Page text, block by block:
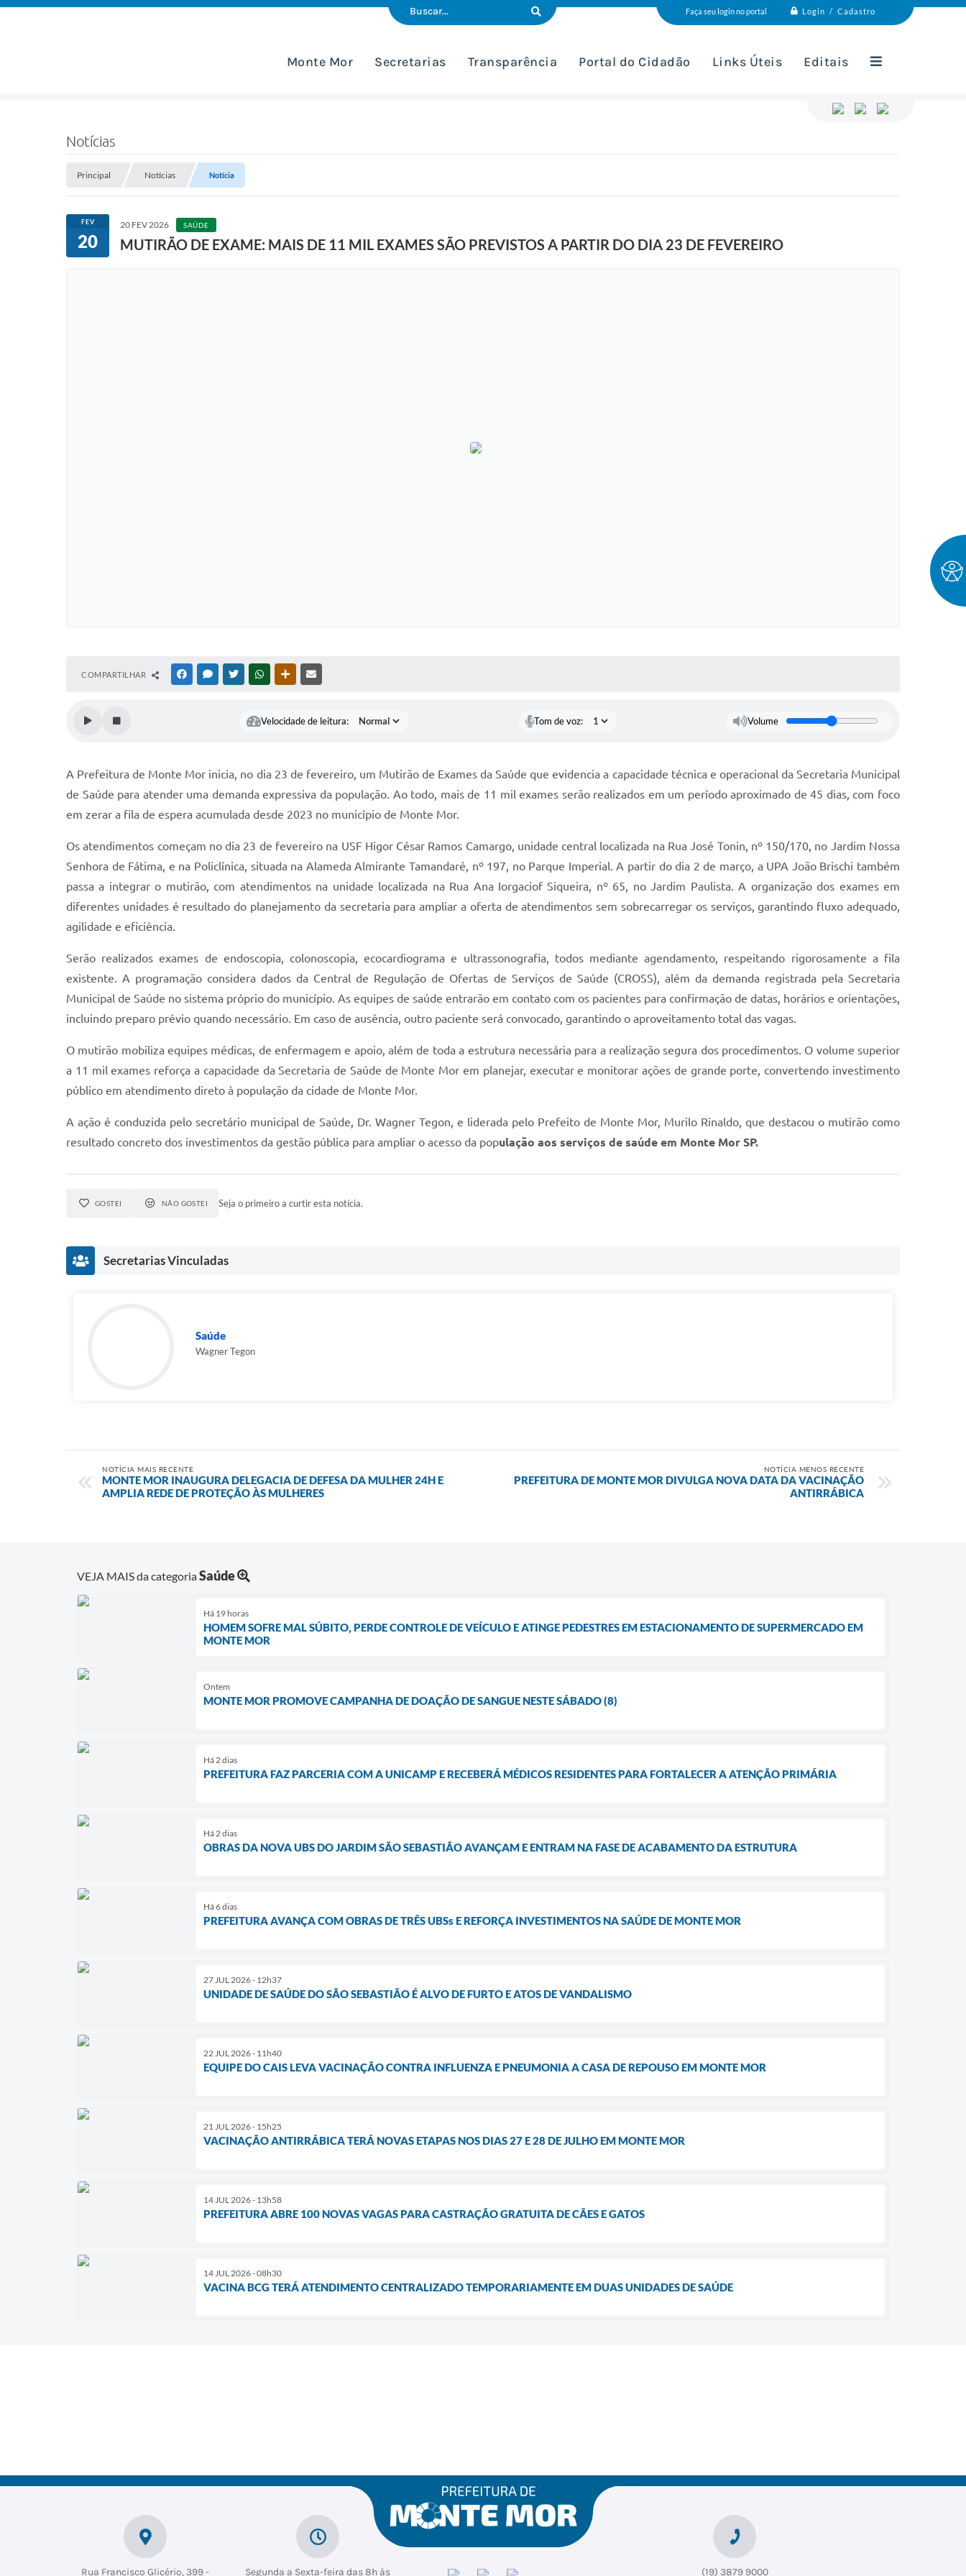
Faça seu login no portal Login / Cadastro
Monte Mor Secretarias Transparência Portal do Cidadão Links Úteis Editais
Notícias
Principal Notícias Notícia
FEV
20
20 FEV 2026 SAÚDE
MUTIRÃO DE EXAME: MAIS DE 11 MIL EXAMES SÃO PREVISTOS A PARTIR DO DIA 23 DE FEVEREIRO
COMPARTILHAR FACEBOOKMESSENGER
TWITTERWHATSAPPOUTRAS MÍDIAS
Velocidade de leitura: Tom de voz: Volume
A Prefeitura de Monte Mor inicia, no dia 23 de fevereiro, um Mutirão de Exames da Saúde que evidencia a capacidade técnica e operacional da Secretaria Municipal
de Saúde para atender uma demanda expressiva da população. Ao todo, mais de 11 mil exames serão realizados em um período aproximado de 45 dias, com foco
em zerar a fila de espera acumulada desde 2023 no município de Monte Mor.
Os atendimentos começam no dia 23 de fevereiro na USF Higor César Ramos Camargo, unidade central localizada na Rua José Tonin, nº 150/170, no Jardim Nossa
Senhora de Fátima, e na Policlínica, situada na Alameda Almirante Tamandaré, nº 197, no Parque Imperial. A partir do dia 2 de março, a UPA João Brischi também
passa a integrar o mutirão, com atendimentos na unidade localizada na Rua Ana Iorgaciof Siqueira, nº 65, no Jardim Paulista. A organização dos exames em
diferentes unidades é resultado do planejamento da secretaria para ampliar a oferta de atendimentos sem sobrecarregar os serviços, garantindo fluxo adequado,
agilidade e eficiência.
Serão realizados exames de endoscopia, colonoscopia, ecocardiograma e ultrassonografia, todos mediante agendamento, respeitando rigorosamente a fila
existente. A programação considera dados da Central de Regulação de Ofertas de Serviços de Saúde (CROSS), além da demanda registrada pela Secretaria
Municipal de Saúde no sistema próprio do município. As equipes de saúde entrarão em contato com os pacientes para confirmação de datas, horários e orientações,
incluindo preparo prévio quando necessário. Em caso de ausência, outro paciente será convocado, garantindo o aproveitamento total das vagas.
O mutirão mobiliza equipes médicas, de enfermagem e apoio, além de toda a estrutura necessária para a realização segura dos procedimentos. O volume superior
a 11 mil exames reforça a capacidade da Secretaria de Saúde de Monte Mor em planejar, executar e monitorar ações de grande porte, convertendo investimento
público em atendimento direto à população da cidade de Monte Mor.
A ação é conduzida pelo secretário municipal de Saúde, Dr. Wagner Tegon, e liderada pelo Prefeito de Monte Mor, Murilo Rinaldo, que destacou o mutirão como
resultado concreto dos investimentos da gestão pública para ampliar o acesso da população aos serviços de saúde em Monte Mor SP.
GOSTEI NÃO GOSTEI Seja o primeiro a curtir esta notícia.
Secretarias Vinculadas
Saúde
Wagner Tegon
NOTÍCIA MAIS RECENTE
MONTE MOR INAUGURA DELEGACIA DE DEFESA DA MULHER 24H E
AMPLIA REDE DE PROTEÇÃO ÀS MULHERES
NOTÍCIA MENOS RECENTE
PREFEITURA DE MONTE MOR DIVULGA NOVA DATA DA VACINAÇÃO
ANTIRRÁBICA
VEJA MAIS da categoriaSaúde
Há 19 horas
HOMEM SOFRE MAL SÚBITO, PERDE CONTROLE DE VEÍCULO E ATINGE PEDESTRES EM ESTACIONAMENTO DE SUPERMERCADO EM
MONTE MOR
Ontem
MONTE MOR PROMOVE CAMPANHA DE DOAÇÃO DE SANGUE NESTE SÁBADO (8)
Há 2 dias
PREFEITURA FAZ PARCERIA COM A UNICAMP E RECEBERÁ MÉDICOS RESIDENTES PARA FORTALECER A ATENÇÃO PRIMÁRIA
Há 2 dias
OBRAS DA NOVA UBS DO JARDIM SÃO SEBASTIÃO AVANÇAM E ENTRAM NA FASE DE ACABAMENTO DA ESTRUTURA
Há 6 dias
PREFEITURA AVANÇA COM OBRAS DE TRÊS UBSs E REFORÇA INVESTIMENTOS NA SAÚDE DE MONTE MOR
27 JUL 2026 - 12h37
UNIDADE DE SAÚDE DO SÃO SEBASTIÃO É ALVO DE FURTO E ATOS DE VANDALISMO
22 JUL 2026 - 11h40
EQUIPE DO CAIS LEVA VACINAÇÃO CONTRA INFLUENZA E PNEUMONIA A CASA DE REPOUSO EM MONTE MOR
21 JUL 2026 - 15h25
VACINAÇÃO ANTIRRÁBICA TERÁ NOVAS ETAPAS NOS DIAS 27 E 28 DE JULHO EM MONTE MOR
14 JUL 2026 - 13h58
PREFEITURA ABRE 100 NOVAS VAGAS PARA CASTRAÇÃO GRATUITA DE CÃES E GATOS
14 JUL 2026 - 08h30
VACINA BCG TERÁ ATENDIMENTO CENTRALIZADO TEMPORARIAMENTE EM DUAS UNIDADES DE SAÚDE
Rua Francisco Glicério, 399 - Segunda a Sexta-feira das 8h às (19) 3879 9000